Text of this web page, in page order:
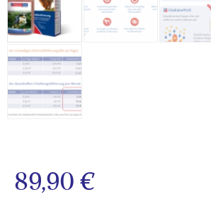
89,90 €